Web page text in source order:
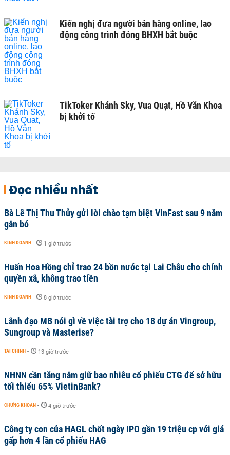
Kiến nghị đưa người bán hàng online, lao
động công trình đóng BHXH bắt buộc
TikToker Khánh Sky, Vua Quạt, Hồ Văn Khoa
bị khởi tố
Đọc nhiều nhất
Bà Lê Thị Thu Thủy gửi lời chào tạm biệt VinFast sau 9 năm
gắn bó
KINH DOANH - 1 giờ trước
Huấn Hoa Hồng chỉ trao 24 bồn nước tại Lai Châu cho chính
quyền xã, không trao tiền
KINH DOANH - 8 giờ trước
Lãnh đạo MB nói gì về việc tài trợ cho 18 dự án Vingroup,
Sungroup và Masterise?
TÀI CHÍNH - 13 giờ trước
NHNN cần tăng nắm giữ bao nhiêu cổ phiếu CTG để sở hữu
tối thiểu 65% VietinBank?
CHỨNG KHOÁN - 4 giờ trước
Công ty con của HAGL chốt ngày IPO gần 19 triệu cp với giá
gấp hơn 4 lần cổ phiếu HAG